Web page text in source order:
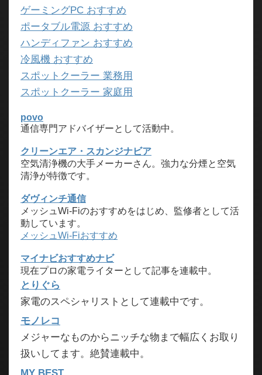
ゲーミングPC おすすめ
ポータブル電源 おすすめ
ハンディファン おすすめ
冷風機 おすすめ
スポットクーラー 業務用
スポットクーラー 家庭用
povo
通信専門アドバイザーとして活動中。
クリーンエア・スカンジナビア
空気清浄機の大手メーカーさん。強力な分煙と空気
清浄が特徴です。
ダヴィンチ通信
メッシュWi-Fiのおすすめをはじめ、監修者として活
動しています。
メッシュWi-Fiおすすめ
マイナビおすすめナビ
現在プロの家電ライターとして記事を連載中。
とりぐら
家電のスペシャリストとして連載中です。
モノレコ
メジャーなものからニッチな物まで幅広くお取り
扱いしてます。絶賛連載中。